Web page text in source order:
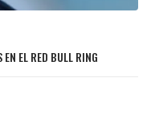
EL RED BULL RING